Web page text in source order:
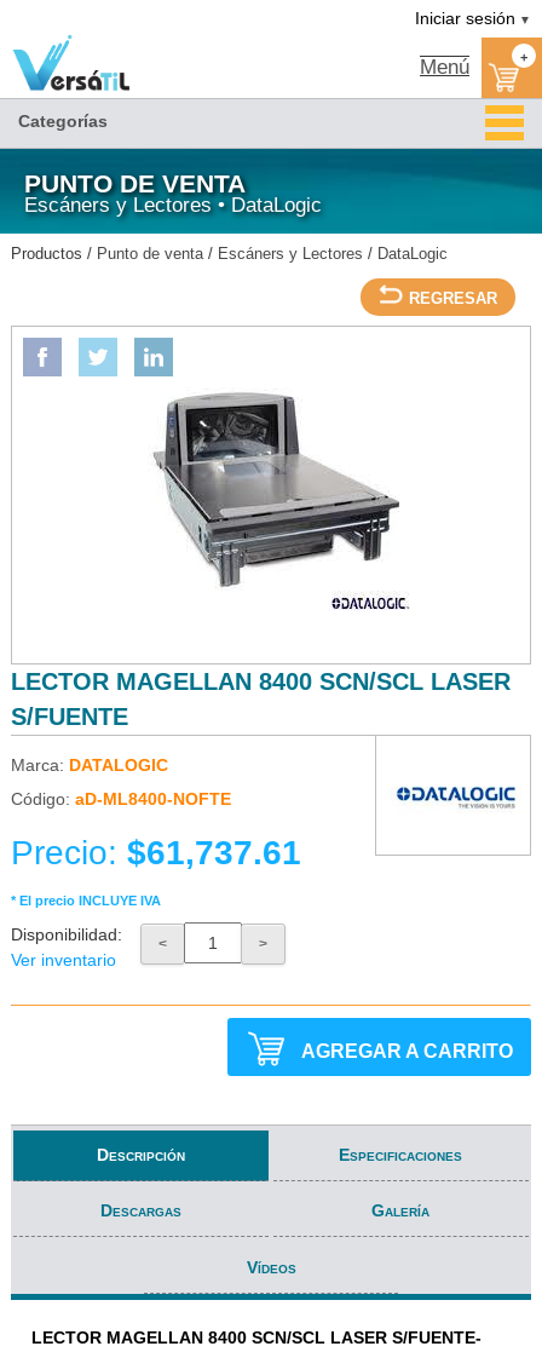
Iniciar sesión ▼
Menú +
Categorías
PUNTO DE VENTA
Escáners y Lectores • DataLogic
Productos / Punto de venta/ Escáners y Lectores / DataLogic
REGRESAR
LECTOR MAGELLAN 8400 SCN/SCL LASER S/FUENTE-DATALOGIC
LECTOR MAGELLAN 8400 SCN/SCL LASER
S/FUENTE
Marca: DATALOGIC
Código: aD-ML8400-NOFTE
Precio: $61,737.61
* El precio INCLUYE IVA
Disponibilidad:
Ver inventario
< >
DATALOGIC
AGREGAR A CARRITO
Descripción Especificaciones
Descargas Galería
Vídeos
LECTOR MAGELLAN 8400 SCN/SCL LASER S/FUENTE-